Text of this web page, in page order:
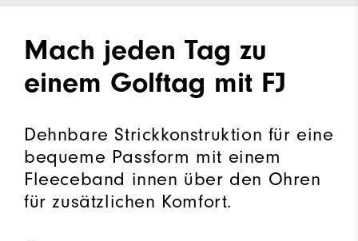
Mach jeden Tag zu
einem Golftag mit FJ
Dehnbare Strickkonstruktion für eine
bequeme Passform mit einem
Fleeceband innen über den Ohren
für zusätzlichen Komfort.